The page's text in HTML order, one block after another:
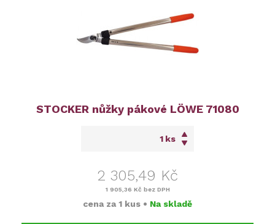
STOCKER nůžky pákové LÖWE 71080
ks
2 305,49 Kč
1 905,36 Kč bez DPH
cena za 1 kus • Na skladě